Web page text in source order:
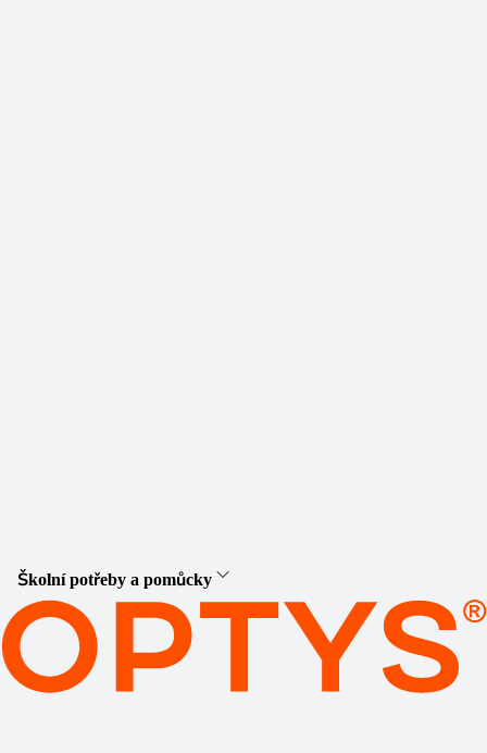
Školní potřeby a pomůcky